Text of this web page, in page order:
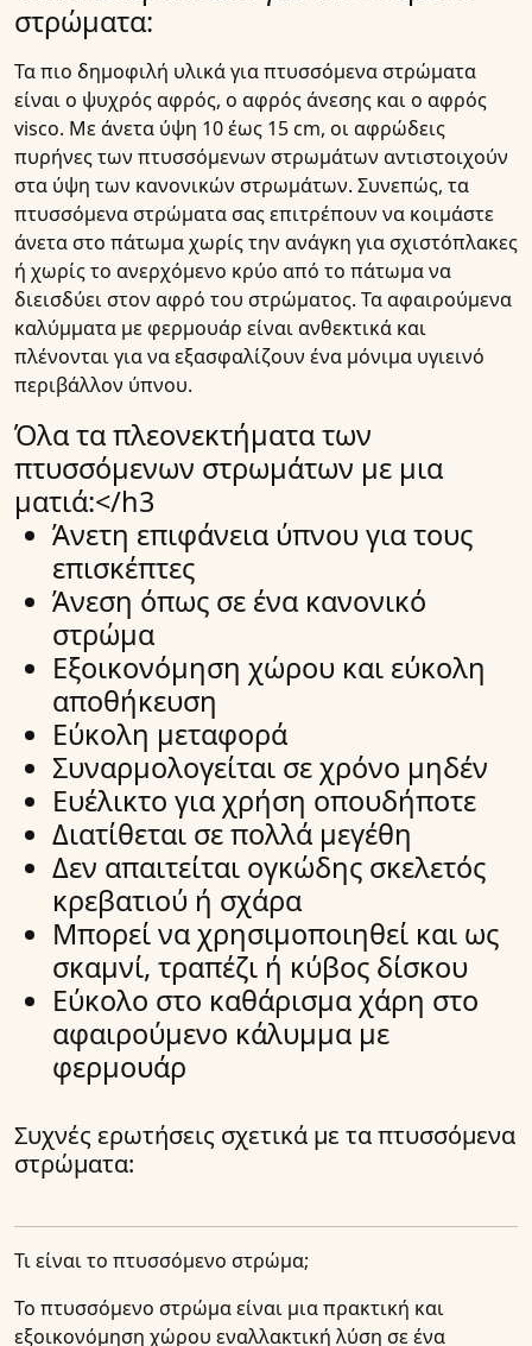
στρώματα:
Τα πιο δημοφιλή υλικά γιαπτυσσόμενα στρώματα
είναι ο ψυχρός αφρός, ο αφρός άνεσης και ο αφρός
visco. Με άνετα ύψη 10 έως 15 cm, οι αφρώδεις
πυρήνες των πτυσσόμενων στρωμάτων αντιστοιχούν
στα ύψη των κανονικών στρωμάτων. Συνεπώς, τα
πτυσσόμενα στρώματασας επιτρέπουν να κοιμάστε
άνετα στο πάτωμα χωρίς την ανάγκη για σχιστόπλακες
ή χωρίς το ανερχόμενο κρύο από το πάτωμα να
διεισδύει στον αφρό του στρώματος. Τα αφαιρούμενα
καλύμματα με φερμουάρ είναι ανθεκτικά και
πλένονται για να εξασφαλίζουν ένα μόνιμα υγιεινό
περιβάλλον ύπνου.
Όλα τα πλεονεκτήματα των
πτυσσόμενων στρωμάτων με μια
ματιά:</h3
Άνετη επιφάνεια ύπνου για τους
επισκέπτες
Άνεση όπως σε ένα κανονικό
στρώμα
Εξοικονόμηση χώρου και εύκολη
αποθήκευση
Εύκολη μεταφορά
Συναρμολογείται σε χρόνο μηδέν
Ευέλικτο για χρήση οπουδήποτε
Διατίθεται σε πολλά μεγέθη
Δεν απαιτείται ογκώδης σκελετός
κρεβατιού ή σχάρα
Μπορεί να χρησιμοποιηθεί και ως
σκαμνί, τραπέζι ή κύβος δίσκου
Εύκολο στο καθάρισμα χάρη στο
αφαιρούμενο κάλυμμα με
φερμουάρ
Συχνές ερωτήσεις σχετικά με τα πτυσσόμενα
στρώματα:
Τι είναι το πτυσσόμενο στρώμα;
Το πτυσσόμενο στρώμα είναι μια πρακτική και
εξοικονόμηση χώρου εναλλακτική λύση σε ένα